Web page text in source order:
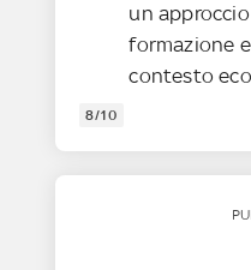
un
formazione
contesto
8/10